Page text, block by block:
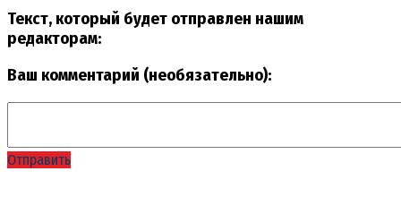
Текст, который будет отправлен нашим
редакторам:
Ваш комментарий (необязательно):
Отправить